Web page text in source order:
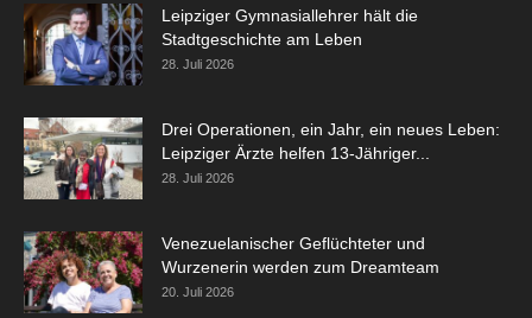
Leipziger Gymnasiallehrer hält die
Stadtgeschichte am Leben
28. Juli 2026
Drei Operationen, ein Jahr, ein neues Leben:
Leipziger Ärzte helfen 13-Jähriger...
28. Juli 2026
Venezuelanischer Geflüchteter und
Wurzenerin werden zum Dreamteam
20. Juli 2026